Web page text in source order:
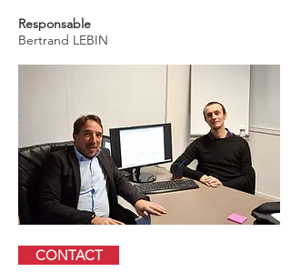
Responsable
Bertrand LEBIN
CONTACT